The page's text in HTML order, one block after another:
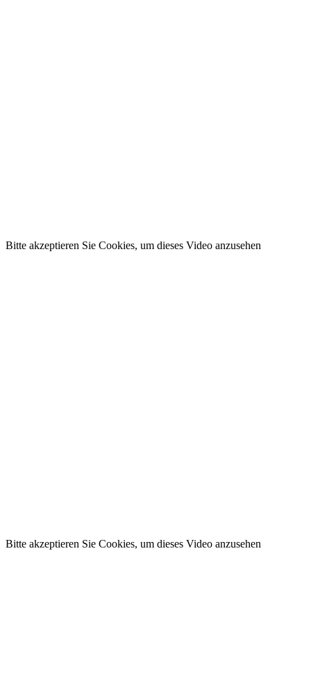
Bitte akzeptieren Sie Cookies, um dieses Video anzusehen
Bitte akzeptieren Sie Cookies, um dieses Video anzusehen